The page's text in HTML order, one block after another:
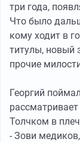
три года,
Что было
кому ходит в
титулы, новый
прочие
Георгий
Толчком в
- Зови